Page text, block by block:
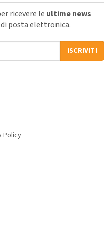
ricevere le ultime news
posta elettronica.
ISCRIVITI
Policy